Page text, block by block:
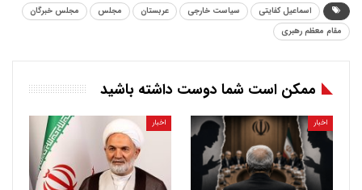
اسماعیل کفایتی سیاست خارجی عربستان مجلس
مجلس خبرگان
مقام معظم رهبری
ممکن است شما دوست داشته باشید
اخبار اخبار